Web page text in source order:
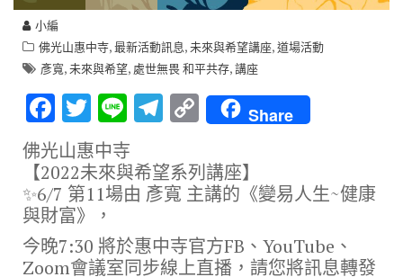
小編
佛光山惠中寺,最新活動訊息,未來與希望講座,道場活動
彥寬,未來與希望, 處世無畏 和平共存,講座
F
ac
e
b
o
o
T
w
it
te
r
Li
n
e
T
e
gr
m
C
o
p
y
n
Share
佛光山惠中寺
【2022未來與希望系列講座】
✨6/7 第11場由 彥寬 主講的《變易人生~健康
與財富》，
今晚7:30 將於惠中寺官方FB、YouTube、
Zoom會議室同步線上直播，請您將訊息轉發